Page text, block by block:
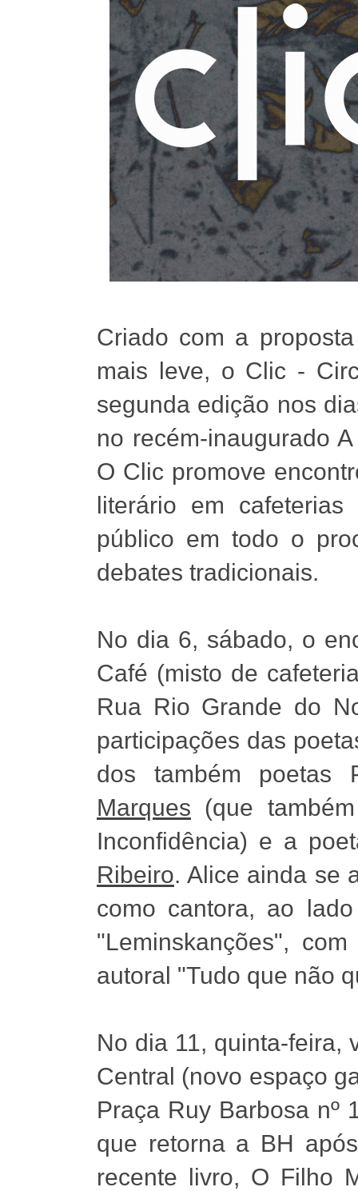
Criado com a
mais leve, o Clic -
segunda edição nos
no recém-inaugurado
O Clic promove
literário em
público em todo o
debates tradicionais.
No dia 6, sábado, o
Café (misto de
Rua Rio Grande do
participações das
dos também
Marques (que
Inconfidência) e a
Ribeiro. Alice ainda se
como cantora, ao
"Leminskanções",
autoral "Tudo que não
No dia 11, quinta-feira,
Central (novo espaço
Praça Ruy Barbosa nº
que retorna a BH
recente livro, O Filho